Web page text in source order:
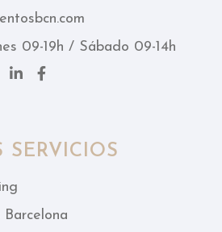
09-19h / Sábado 09-14h
SERVICIOS